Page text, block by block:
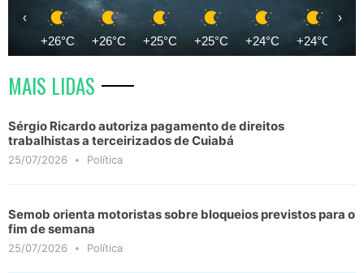
+26°C +26°C +25°C +25°C +24°C +24°C
‹ ›
MAIS LIDAS
Sérgio Ricardo autoriza pagamento de direitos
trabalhistas a terceirizados de Cuiabá
25/07/2026 Política
Semob orienta motoristas sobre bloqueios previstos para o
fim de semana
25/07/2026 Política